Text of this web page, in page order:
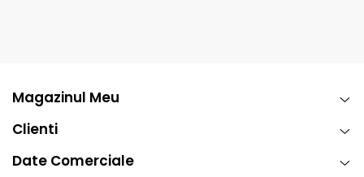
Magazinul Meu
Clienti
Date Comerciale